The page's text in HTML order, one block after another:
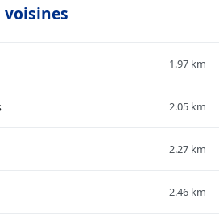
voisines
1.97 km
2.05 km
2.27 km
2.46 km